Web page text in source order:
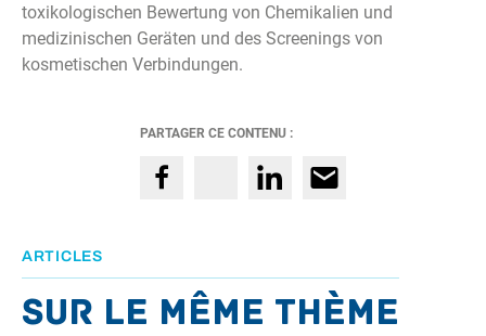
toxikologischen Bewertung von Chemikalien und
medizinischen Geräten und des Screenings von
kosmetischen Verbindungen.
PARTAGER CE CONTENU :
ARTICLES
Sur le même thème